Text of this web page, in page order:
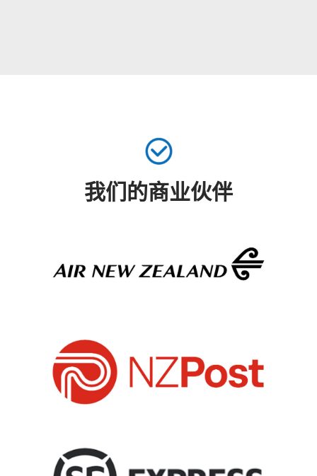
我们的商业伙伴